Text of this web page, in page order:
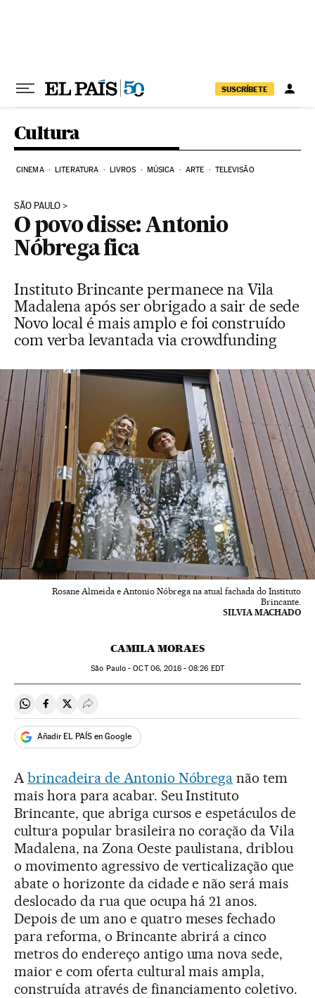
SUSCRÍBETE
Cultura
CINEMA LITERATURA LIVROS MÚSICA ARTE TELEVISÃO
SÃO PAULO
O povo disse: Antonio
Nóbrega fica
Instituto Brincante permanece na Vila
Madalena após ser obrigado a sair de sede
Novo local é mais amplo e foi construído
com verba levantada via crowdfunding
Rosane Almeida e Antonio Nóbrega na atual fachada do Instituto
Brincante.
SILVIA MACHADO
CAMILA MORAES
São Paulo -OCT06, 2016 - 08:26 EDT
Compartir en Whatsapp
Compartir en Facebook
Compartir en Twitter
Desplegar Redes Sociales
Añadir EL PAÍS en Google
Abrincadeira de Antonio Nóbrega não tem
mais hora para acabar. Seu Instituto
Brincante, que abriga cursos e espetáculos de
cultura popular brasileira no coração da Vila
Madalena, na Zona Oeste paulistana, driblou
o movimento agressivo de verticalização que
abate o horizonte da cidade e não será mais
deslocado da rua que ocupa há 21 anos.
Depois de um ano e quatro meses fechado
para reforma, o Brincante abrirá a cinco
metros do endereço antigo uma nova sede,
maior e com oferta cultural mais ampla,
construída através de financiamento coletivo.